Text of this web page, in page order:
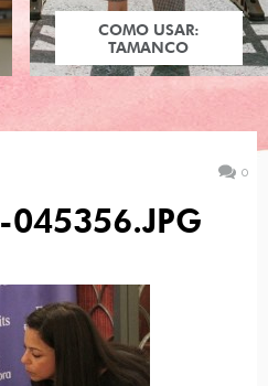
COMO USAR:
TAMANCO
0